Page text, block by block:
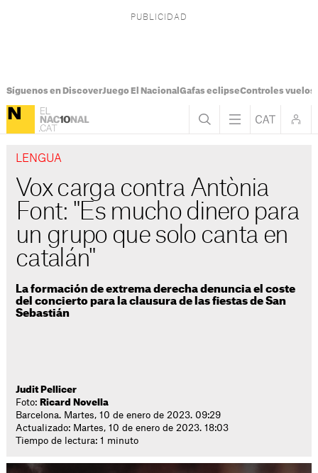
Síguenos en DiscoverJuego El Nacional Gafas eclipseControles vuelos
LENGUA
Vox carga contra Antònia
Font: "Es mucho dinero para
un grupo que solo canta en
catalán"
La formación de extrema derecha denuncia el coste
del concierto para la clausura de las fiestas de San
Sebastián
Judit Pellicer
Foto: Ricard Novella
Barcelona. Martes, 10 de enero de 2023. 09:29
Actualizado: Martes, 10 de enero de 2023. 18:03
Tiempo de lectura: 1 minuto